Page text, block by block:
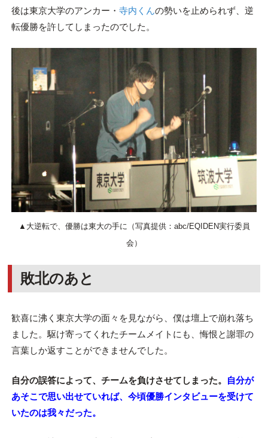
後は東京大学のアンカー・ 寺内くんの勢いを止められず、逆
転優勝を許してしまったのでした。
▲大逆転で、優勝は東大の手に（写真提供：abc/EQIDEN実行委員
会）
敗北のあと
歓喜に沸く東京大学の面々を見ながら、僕は壇上で崩れ落ち
ました。駆け寄ってくれたチームメイトにも、悔恨と謝罪の
言葉しか返すことができませんでした。
自分の誤答によって、チームを負けさせてしまった。
自分が
あそこで思い出せていれば、今頃優勝インタビューを受けて
いたのは我々だった。